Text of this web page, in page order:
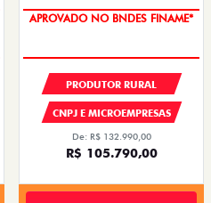
APROVADO NO BNDES FINAME*
PRODUTOR RURAL
CNPJ E MICROEMPRESAS
De: R$ 132.990,00
R$ 105.790,00